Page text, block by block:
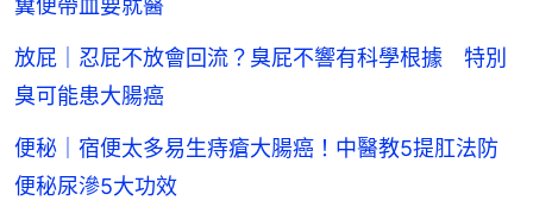
糞便帶血要就醫
放屁｜忍屁不放會回流？臭屁不響有科學根據 特別
臭可能患大腸癌
便秘｜宿便太多易生痔瘡大腸癌！中醫教5提肛法防
便秘尿滲5大功效